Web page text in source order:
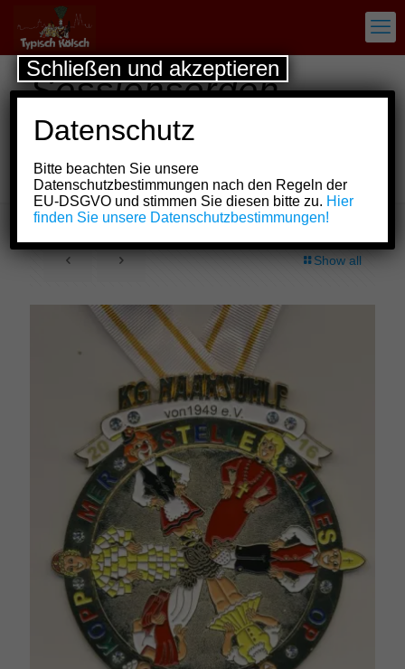
Sessionsorden
Große Höhenhauser
KG Naaksühle 1949
e.V.
Show all
Datenschutz
Bitte beachten Sie unsere
Datenschutzbestimmungen nach den Regeln der
EU-DSGVO und stimmen Sie diesen bitte zu. Hier
finden Sie unsere Datenschutzbestimmungen!
Schließen und akzeptieren